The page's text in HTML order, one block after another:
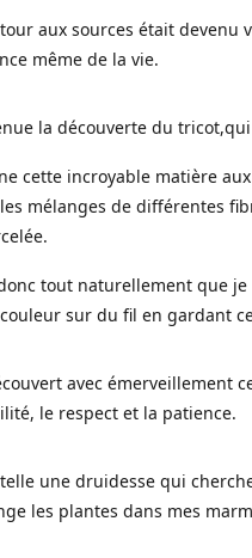
aux sources était devenu
même de la vie.
la découverte du
cette incroyable matière
mélanges de différentes
donc tout naturellement que
sur du fil en gardant
avec émerveillement
le respect et la patience.
une druidesse qui
les plantes dans mes